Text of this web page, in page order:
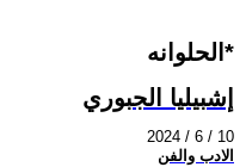
الحلوانه*
إشبيليا الجبوري
2024 / 6 / 10
الادب والفن